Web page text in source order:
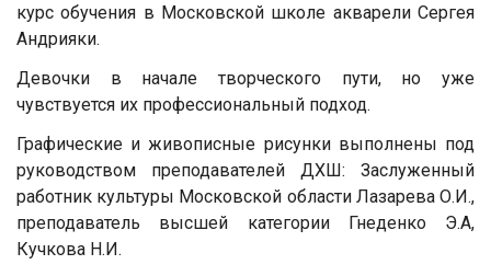
курс обучения в Московской школе акварели Сергея
Андрияки.
Девочки в начале творческого пути, но уже
чувствуется их профессиональный подход.
Графические и живописные рисунки выполнены под
руководством преподавателей ДХШ: Заслуженный
работник культуры Московской области Лазарева О.И.,
преподаватель высшей категории Гнеденко Э.А,
Кучкова Н.И.